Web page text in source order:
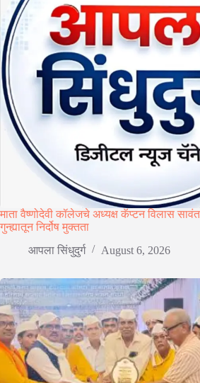
माता वैष्णोदेवी कॉलेजचे अध्यक्ष कॅप्टन विलास
गुन्ह्यातून निर्दोष मुक्तता
आपला सिंधुदुर्ग
August 6, 2026